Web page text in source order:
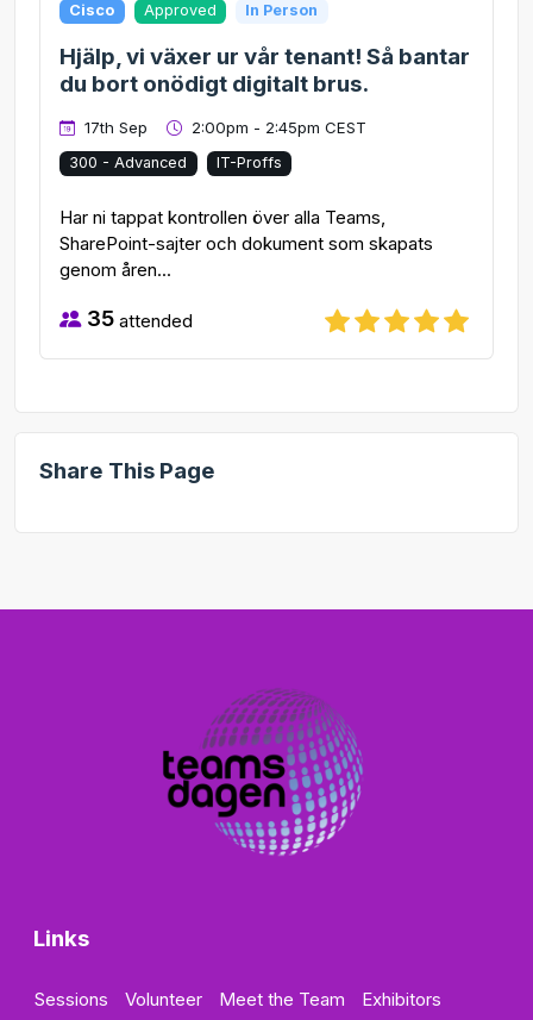
Cisco Approved In Person
Hjälp, vi växer ur vår tenant! Så bantar
du bort onödigt digitalt brus.
17th Sep 2:00pm - 2:45pm CEST
300 - Advanced IT-Proffs
Har ni tappat kontrollen över alla Teams,
SharePoint-sajter och dokument som skapats
genom åren...
35 attended
Share This Page
Links
Sessions Volunteer Meet the Team Exhibitors